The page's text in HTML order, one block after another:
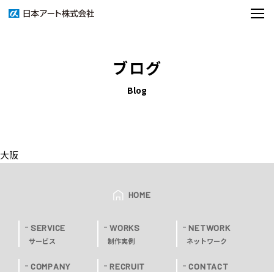
ブログ
Blog
大阪
HOME
SERVICE
サービス
WORKS
制作実例
NETWORK
ネットワーク
COMPANY RECRUIT CONTACT